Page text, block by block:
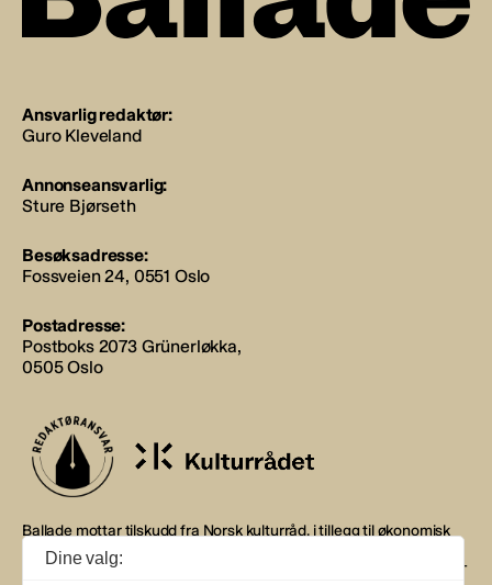
Ansvarlig redaktør:
Guro Kleveland
Annonseansvarlig:
Sture Bjørseth
Besøksadresse:
Fossveien 24, 0551 Oslo
Postadresse:
Postboks 2073 Grünerløkka,
0505 Oslo
Ballade mottar tilskudd fra Norsk kulturråd, i tillegg til økonomisk
støtte fra eierne NOPA, Norsk komponistforening og
Musikkforleggerne. Ballade drives etter Redaktør- og Vær Varsom-
Dine valg: